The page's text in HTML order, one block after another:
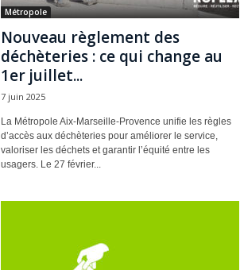
Métropole
Nouveau règlement des
déchèteries : ce qui change au
1er juillet...
7 juin 2025
La Métropole Aix-Marseille-Provence unifie les règles
d’accès aux déchèteries pour améliorer le service,
valoriser les déchets et garantir l’équité entre les
usagers. Le 27 février...